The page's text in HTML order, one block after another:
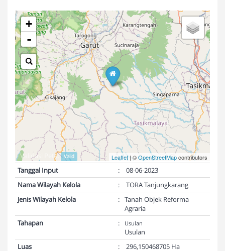
+
-
Leaflet | ©OpenStreetMapcontributors
Validasi Peta: Valid
Tanggal Input :
08-06-2023
Nama Wilayah Kelola
:
TORA Tanjungkarang
Jenis Wilayah Kelola
: Tanah Objek Reforma
Agraria
Tahapan
: Usulan
Usulan
Luas
:
296,150468705 Ha